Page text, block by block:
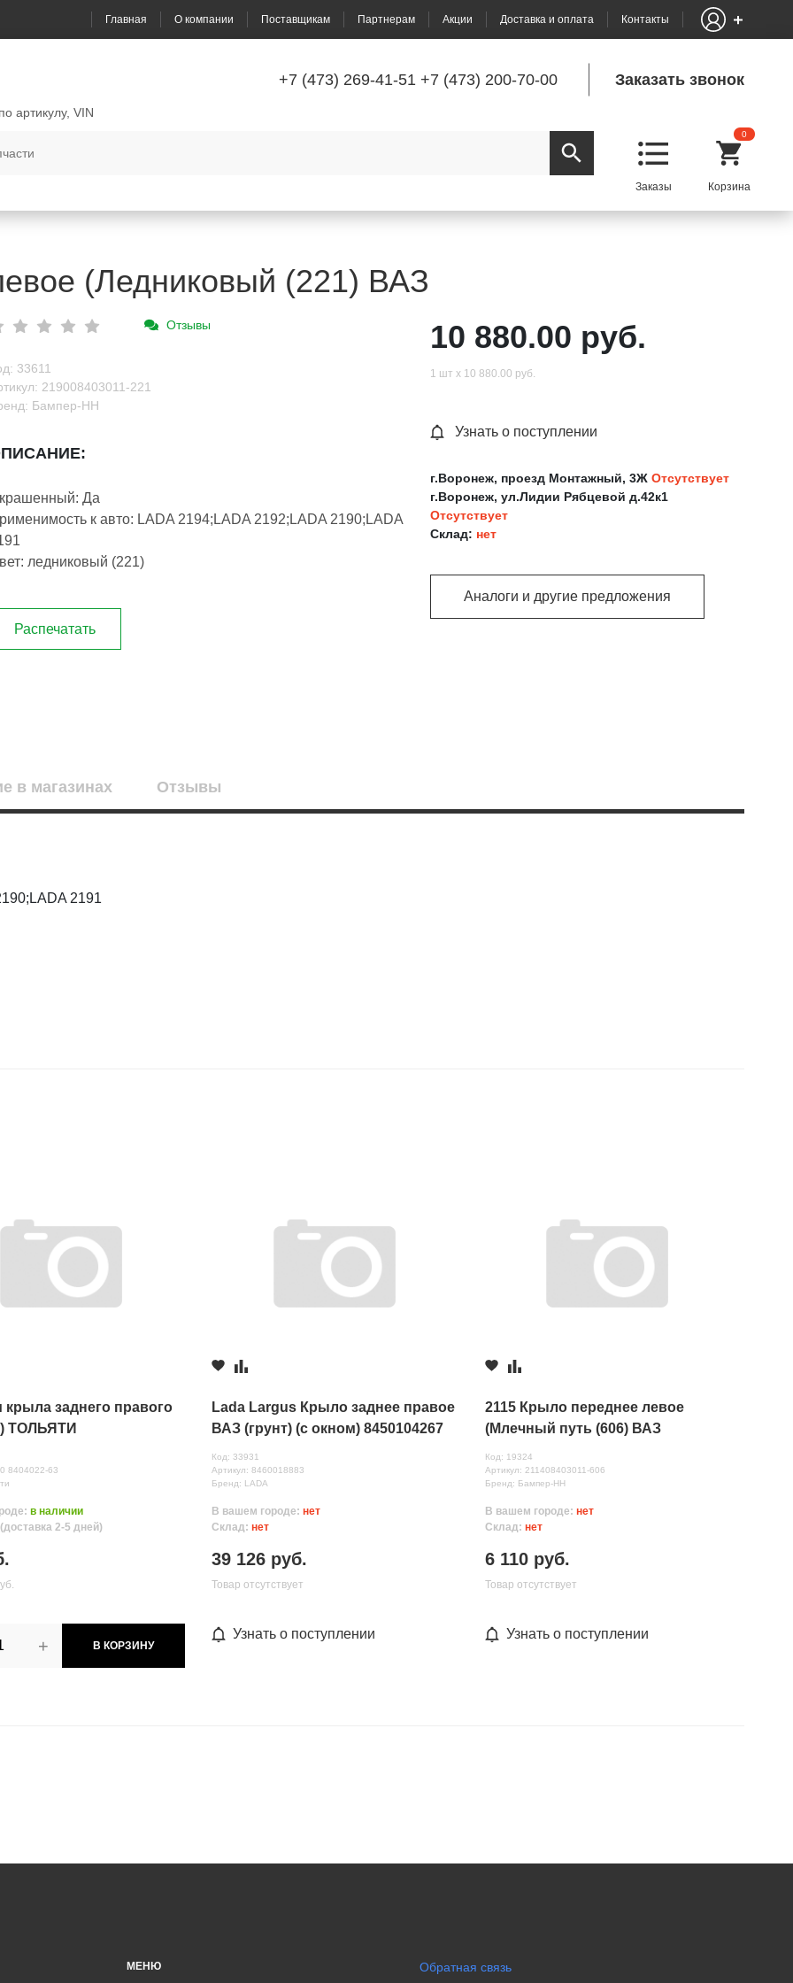
Главная О компании Поставщикам Партнерам Акции Доставка и оплата Контакты
+7 (473) 269-41-51 +7 (473) 200-70-00 Заказать звонок
по артикулу, VIN
0
(Ледниковый (221) ВАЗ
Отзывы
33611
219008403011-221
Бампер-НН
Да
к авто: LADA 2194;LADA 2192;LADA 2190;LADA
ледниковый (221)
Распечатать
10 880.00 руб.
1 шт х 10 880.00 руб.
Узнать о поступлении
г.Воронеж, проезд Монтажный, 3ЖОтсутствует
г.Воронеж, ул.Лидии Рябцевой д.42к1
Отсутствует
Склад: нет
Аналоги и другие предложения
в магазинах Отзывы
2191
крыла заднего правого
ТОЛЬЯТИ
8404022-63
в наличии
2-5 дней)
+ В КОРЗИНУ
Lada Largus Крыло заднее правое
ВАЗ (грунт) (с окном) 8450104267
Код: 33931
Артикул: 8460018883
Бренд: LADA
В вашем городе: нет
Склад: нет
39 126 руб.
Товар отсутствует
Узнать о поступлении
2115 Крыло переднее левое
(Млечный путь (606) ВАЗ
Код: 19324
Артикул: 211408403011-606
Бренд: Бампер-НН
В вашем городе: нет
Склад: нет
6 110 руб.
Товар отсутствует
Узнать о поступлении
МЕНЮ Обратная связь